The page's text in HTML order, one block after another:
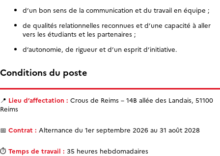
d’un bon sens de la communication et du travail en équipe ;
de qualités relationnelles reconnues et d’une capacité à aller
vers les étudiants et les partenaires ;
d’autonomie, de rigueur et d’un esprit d’initiative.
Conditions du poste
📍 Lieu d’affectation : Crous de Reims – 14B allée des Landais, 51100
Reims
📅 Contrat : Alternance du 1er septembre 2026 au 31 août 2028
⏱ Temps de travail : 35 heures hebdomadaires